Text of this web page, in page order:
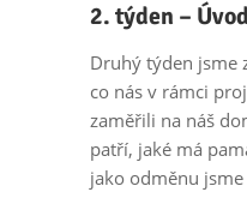
2. týden –
Druhý týden jsme
co nás v rámci
zaměřili na náš
patří, jaké má
jako odměnu jsme